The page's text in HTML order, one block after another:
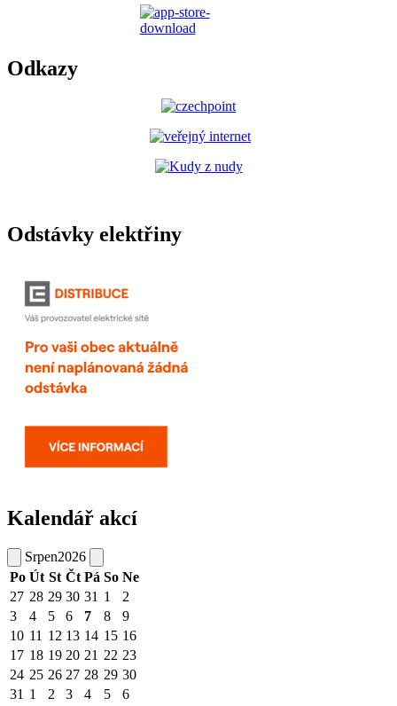
Odkazy
Odstávky elektřiny
Kalendář akcí
Srpen2026
Po Út St Čt Pá So Ne
27 28 29 30 31 1
2
3
4 5 6 7 8
9
10 11 12 13 14 15 16
17 18 19 20 21 22 23
24 25 26 27 28 29 30
31 1 2 3 4 5 6